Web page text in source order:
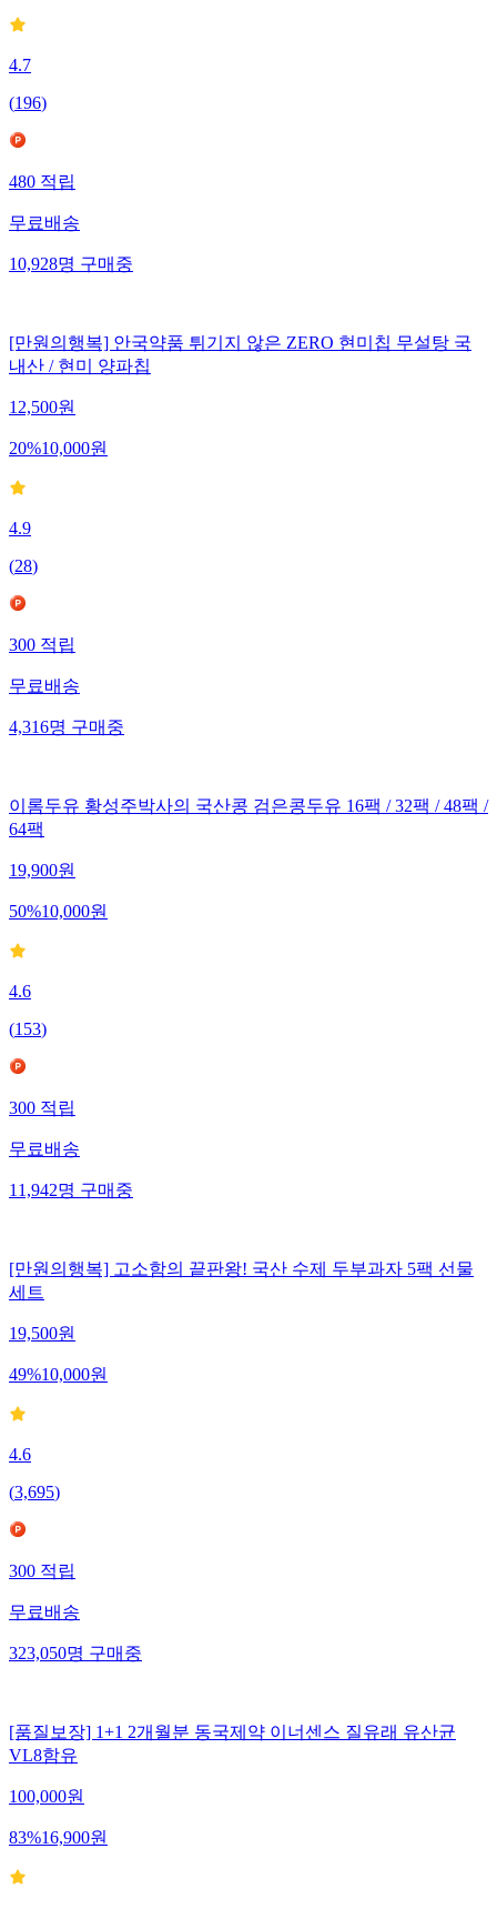
4.7
(196)
480적립
무료배송
10,928명구매중
[만원의행복] 안국약품 튀기지 않은 ZERO 현미칩 무설탕 국
내산 / 현미 양파칩
12,500원
20%10,000원
4.9
(28)
300적립
무료배송
4,316명구매중
이롬두유 황성주박사의 국산콩 검은콩두유 16팩 / 32팩 / 48팩 /
64팩
19,900원
50%10,000원
4.6
(153)
300적립
무료배송
11,942명구매중
[만원의행복] 고소함의 끝판왕! 국산 수제 두부과자 5팩 선물
세트
19,500원
49%10,000원
4.6
(3,695)
300적립
무료배송
323,050명구매중
[품질보장] 1+1 2개월분 동국제약 이너센스 질유래 유산균
VL8함유
100,000원
83%16,900원